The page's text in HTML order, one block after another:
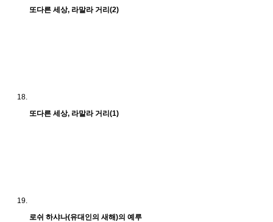
또다른 세상, 라말라 거리(2)
또다른 세상, 라말라 거리(1)
로쉬 하샤나(유대인의 새해)의 예루